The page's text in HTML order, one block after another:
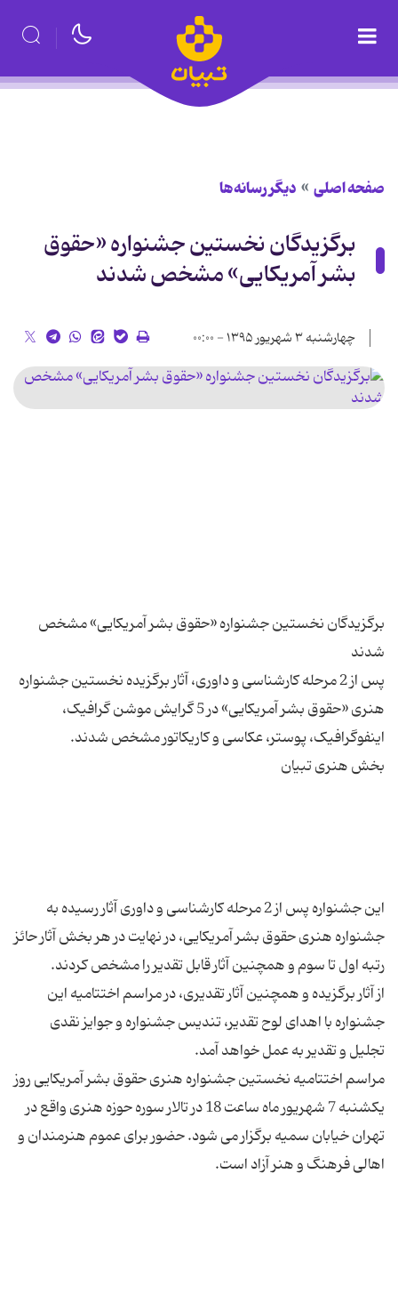
صفحه اصلی دیگر رسانه‌ها
برگزیدگان نخستین جشنواره «حقوق
بشر آمریکایی» مشخص شدند
چهارشنبه ۳ شهریور ۱۳۹۵ - ۰۰:۰۰
برگزیدگان نخستین جشنواره «حقوق بشر آمریکایی» مشخص
پس از 2 مرحله کارشناسی و داوری، آثار برگزیده نخستین جشنواره
هنری «حقوق بشر آمریکایی» در 5 گرایش موشن گرافیک،
این جشنواره پس از 2 مرحله کارشناسی و داوری آثار رسیده به
جشنواره هنری حقوق بشر آمریکایی، در نهایت در هر بخش آثار حائز
از آثار برگزیده و همچنین آثار تقدیری، در مراسم اختتامیه این
جشنواره با اهدای لوح تقدیر، تندیس جشنواره و جوایز نقدی
مراسم اختتامیه نخستین جشنواره هنری حقوق بشر آمریکایی روز
یکشنبه 7 شهریور ماه ساعت 18 در تالار سوره حوزه هنری واقع در
تهران خیابان سمیه برگزار می شود. حضور برای عموم هنرمندان و